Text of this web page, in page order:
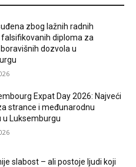
zbog lažnih radnih
falsifikovanih diploma za
dozvola u
Expat Day 2026: Najveći
strance i međunarodnu
u Luksemburgu
slabost – ali postoje ljudi koji